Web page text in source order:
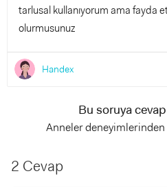
tarlusal kullanıyorum ama fayda
olurmusunuz
Handex
Bu soruya
Anneler
2 Cevap